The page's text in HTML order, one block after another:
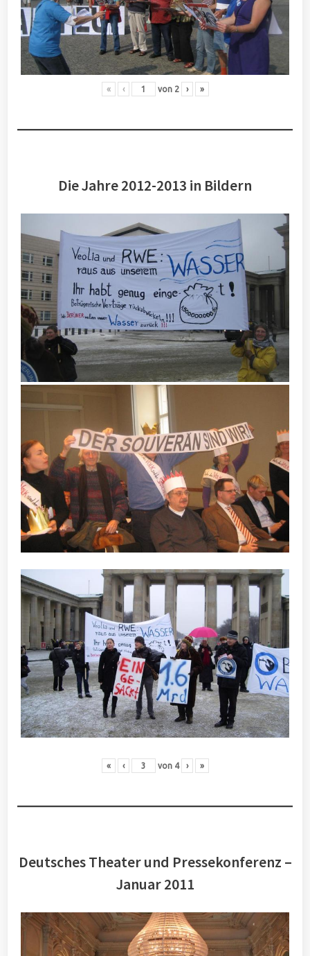
« ‹ von 2 › »
Die Jahre 2012-2013 in Bildern
« ‹ von 4 › »
Deutsches Theater und Pressekonferenz –
Januar 2011